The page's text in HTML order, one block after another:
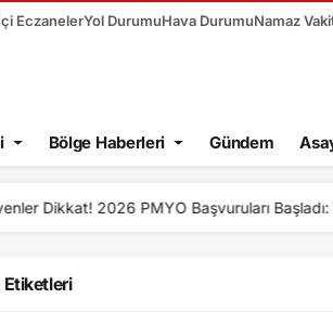
EczanelerYol DurumuHava DurumuNamaz
Bölge Haberleri Gündem
Karabük’te 30 bin kişi aynı coşkuda